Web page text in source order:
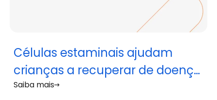
Células estaminais ajudam
crianças a recuperar de doença
rara associada à Covid-19
Saiba mais